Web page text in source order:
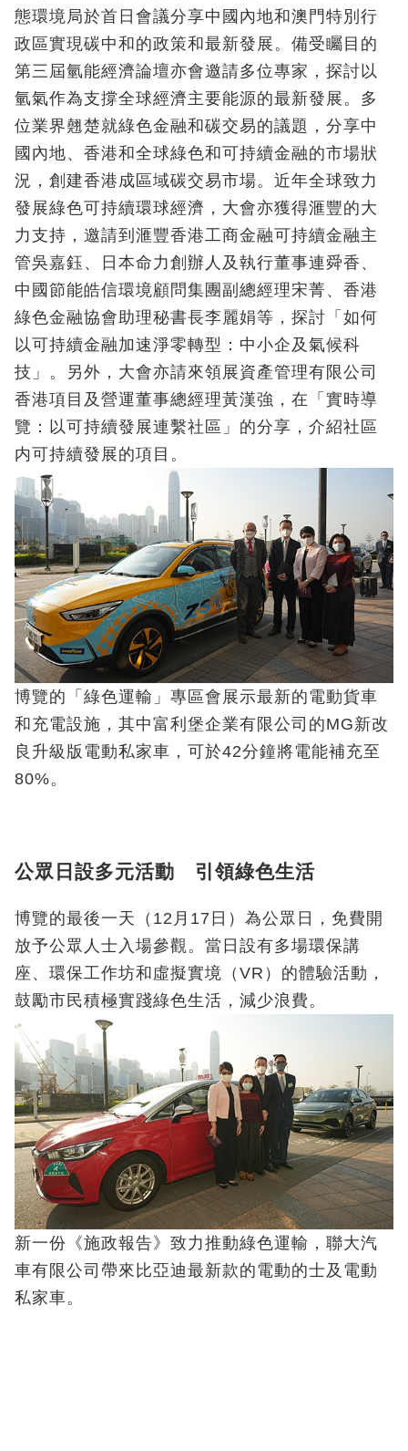
態環境局於首日會議分享中國內地和澳門特別行
政區實現碳中和的政策和最新發展。備受矚目的
第三屆氫能經濟論壇亦會邀請多位專家，探討以
氫氣作為支撐全球經濟主要能源的最新發展。多
位業界翹楚就綠色金融和碳交易的議題，分享中
國內地、香港和全球綠色和可持續金融的市場狀
況，創建香港成區域碳交易市場。近年全球致力
發展綠色可持續環球經濟，大會亦獲得滙豐的大
力支持，邀請到滙豐香港工商金融可持續金融主
管吳嘉鈺、日本命力創辦人及執行董事連舜香、
中國節能皓信環境顧問集團副總經理宋菁、香港
綠色金融協會助理秘書長李麗娟等，探討「如何
以可持續金融加速淨零轉型：中小企及氣候科
技」。另外，大會亦請來領展資產管理有限公司
香港項目及營運董事總經理黃漢強，在「實時導
覽：以可持續發展連繫社區」的分享，介紹社區
内可持續發展的項目。
博覽的「綠色運輸」專區會展示最新的電動貨車
和充電設施，其中富利堡企業有限公司的MG新改
良升級版電動私家車，可於42分鐘將電能補充至
80%。
公眾日設多元活動 引領綠色生活
博覽的最後一天（12月17日）為公眾日，免費開
放予公眾人士入場參觀。當日設有多場環保講
座、環保工作坊和虛擬實境（VR）的體驗活動，
鼓勵市民積極實踐綠色生活，減少浪費。
新一份《施政報告》致力推動綠色運輸，聯大汽
車有限公司帶來比亞迪最新款的電動的士及電動
私家車。